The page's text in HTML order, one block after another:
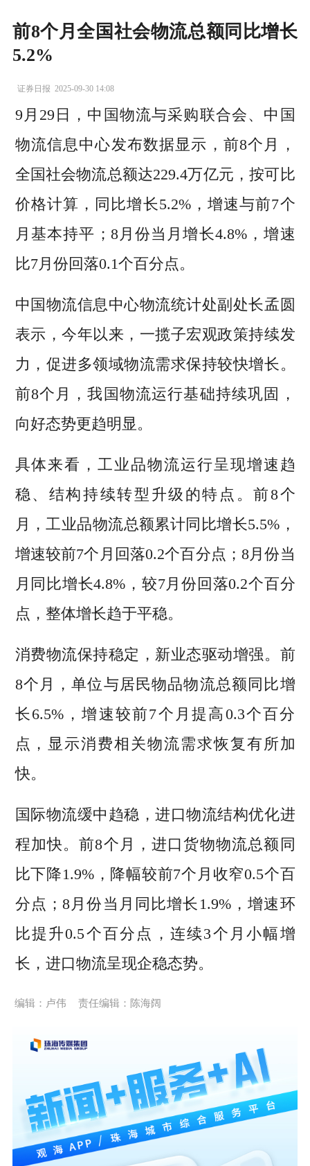
前8个月全国社会物流总额同比增长
5.2%
证券日报 2025-09-30 14:08
9月29日，中国物流与采购联合会、中国
物流信息中心发布数据显示，前8个月，
全国社会物流总额达229.4万亿元，按可比
价格计算，同比增长5.2%，增速与前7个
月基本持平；8月份当月增长4.8%，增速
比7月份回落0.1个百分点。
中国物流信息中心物流统计处副处长孟圆
表示，今年以来，一揽子宏观政策持续发
力，促进多领域物流需求保持较快增长。
前8个月，我国物流运行基础持续巩固，
向好态势更趋明显。
具体来看，工业品物流运行呈现增速趋
稳、结构持续转型升级的特点。前8个
月，工业品物流总额累计同比增长5.5%，
增速较前7个月回落0.2个百分点；8月份当
月同比增长4.8%，较7月份回落0.2个百分
点，整体增长趋于平稳。
消费物流保持稳定，新业态驱动增强。前
8个月，单位与居民物品物流总额同比增
长6.5%，增速较前7个月提高0.3个百分
点，显示消费相关物流需求恢复有所加
快。
国际物流缓中趋稳，进口物流结构优化进
程加快。前8个月，进口货物物流总额同
比下降1.9%，降幅较前7个月收窄0.5个百
分点；8月份当月同比增长1.9%，增速环
比提升0.5个百分点，连续3个月小幅增
长，进口物流呈现企稳态势。
编辑：卢伟 责任编辑：陈海阔